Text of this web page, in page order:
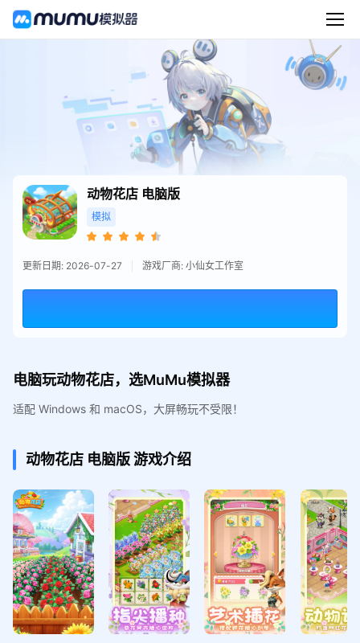
动物花店 电脑版
模拟
更新日期: 2026-07-27 游戏厂商: 小仙女工作室
电脑玩动物花店，选MuMu模拟器
适配 Windows 和 macOS，大屏畅玩不受限！
动物花店 电脑版游戏介绍